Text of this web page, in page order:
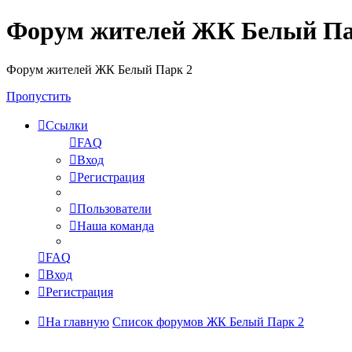
Форум жителей ЖК Белый
Форум жителей ЖК Белый Парк 2
Пропустить
Ссылки
FAQ
Вход
Регистрация
Пользователи
Наша команда
FAQ
Вход
Регистрация
На главную Список форумов ЖК Белый Парк 2